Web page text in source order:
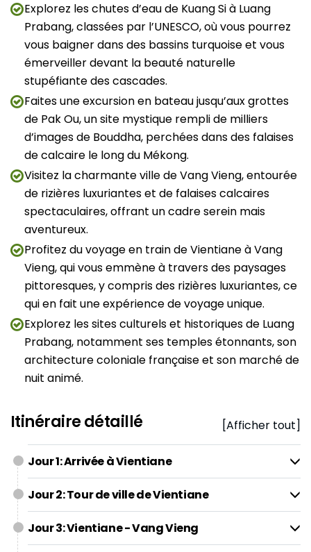
Explorez les chutes d’eau de Kuang Si à Luang
Prabang, classées par l’UNESCO, où vous pourrez
vous baigner dans des bassins turquoise et vous
émerveiller devant la beauté naturelle
stupéfiante des cascades.
Faites une excursion en bateau jusqu’aux grottes
de Pak Ou, un site mystique rempli de milliers
d’images de Bouddha, perchées dans des falaises
de calcaire le long du Mékong.
Visitez la charmante ville de Vang Vieng, entourée
de rizières luxuriantes et de falaises calcaires
spectaculaires, offrant un cadre serein mais
aventureux.
Profitez du voyage en train de Vientiane à Vang
Vieng, qui vous emmène à travers des paysages
pittoresques, y compris des rizières luxuriantes, ce
qui en fait une expérience de voyage unique.
Explorez les sites culturels et historiques de Luang
Prabang, notamment ses temples étonnants, son
architecture coloniale française et son marché de
nuit animé.
Itinéraire détaillé [Afficher tout]
Jour 1: Arrivée à Vientiane
Jour 2: Tour de ville de Vientiane
Jour 3: Vientiane - Vang Vieng